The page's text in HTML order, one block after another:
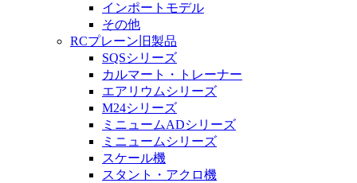
インポートモデル
その他
RCプレーン旧製品
SQSシリーズ
カルマート・トレーナー
エアリウムシリーズ
M24シリーズ
ミニュームADシリーズ
ミニュームシリーズ
スケール機
スタント・アクロ機